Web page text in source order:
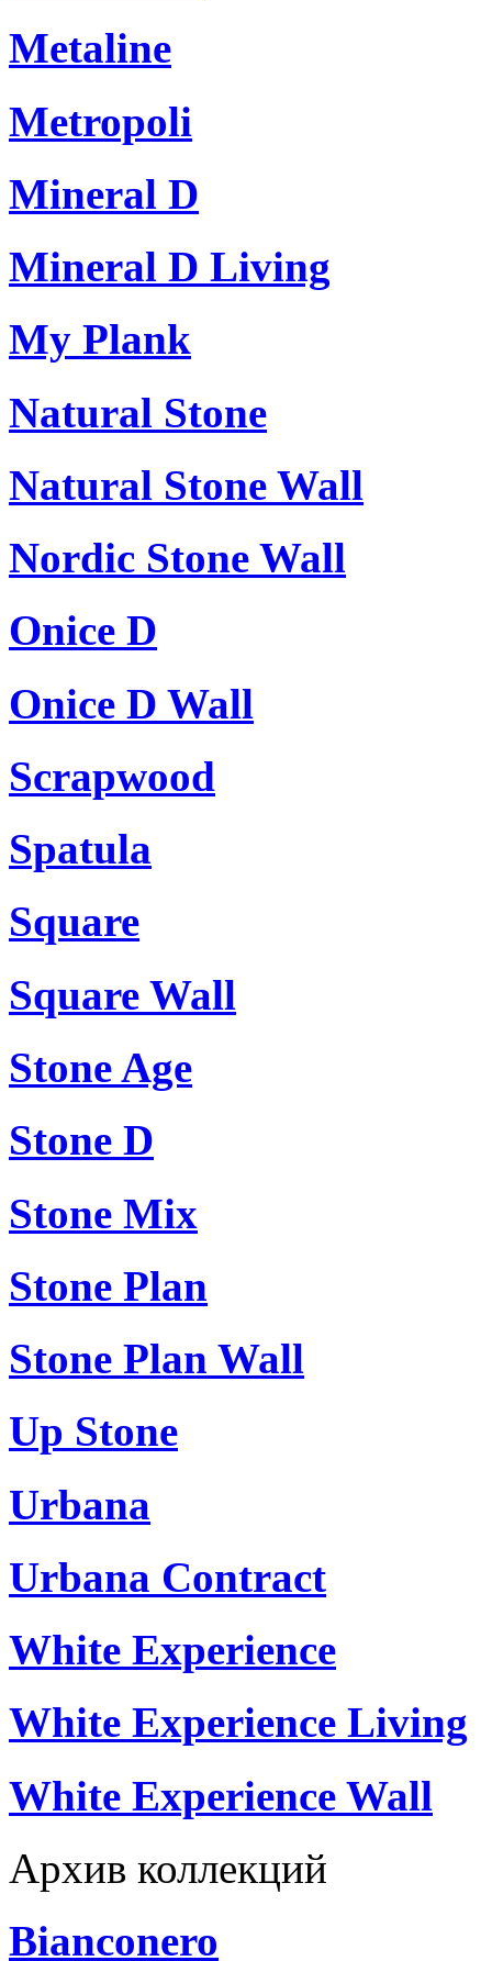
Metaline
Metropoli
Mineral D
Mineral D Living
My Plank
Natural Stone
Natural Stone Wall
Nordic Stone Wall
Onice D
Onice D Wall
Scrapwood
Spatula
Square
Square Wall
Stone Age
Stone D
Stone Mix
Stone Plan
Stone Plan Wall
Up Stone
Urbana
Urbana Contract
White Experience
White Experience Living
White Experience Wall
Архив коллекций
Bianconero